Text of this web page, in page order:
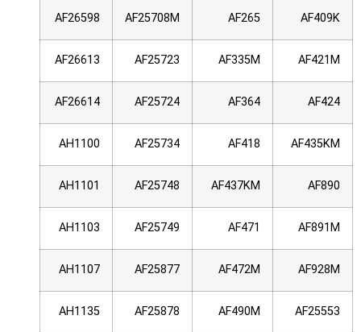
AF409K
AF265
AF25708M
AF26598
AF421M
AF335M
AF25723
AF26613
AF424
AF364
AF25724
AF26614
AF435KM
AF418
AF25734
AH1100
AF890
AF437KM
AF25748
AH1101
AF891M
AF471
AF25749
AH1103
AF928M
AF472M
AF25877
AH1107
AF25553
AF490M
AF25878
AH1135